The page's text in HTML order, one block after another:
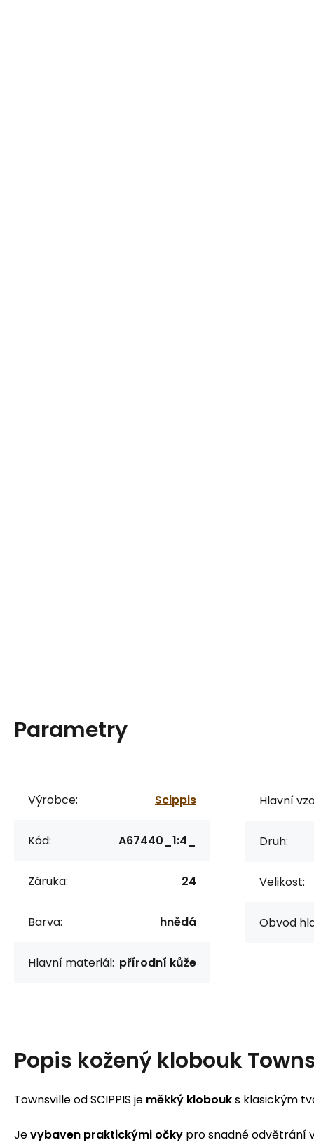
Parametry
Výrobce: Scippis
Kód: A67440_1:4_
Záruka: 24
Barva: hnědá
Hlavní materiál: přírodní kůže
Hlavní
Druh:
Velikost:
Obvod
Popis kožený klobouk
Townsville od SCIPPIS je měkký klobouks klasickým
Jevybaven praktickými očky pro snadné odvětrání